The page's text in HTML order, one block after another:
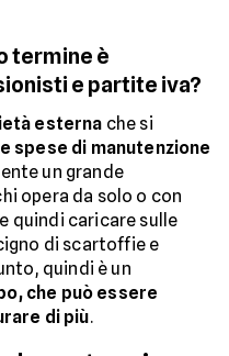
termine è
e partite iva?
esterna che si
spese di manutenzione
un grande
opera da solo o con
quindi caricare sulle
di scartoffie e
quindi è un
che può essere
di più.